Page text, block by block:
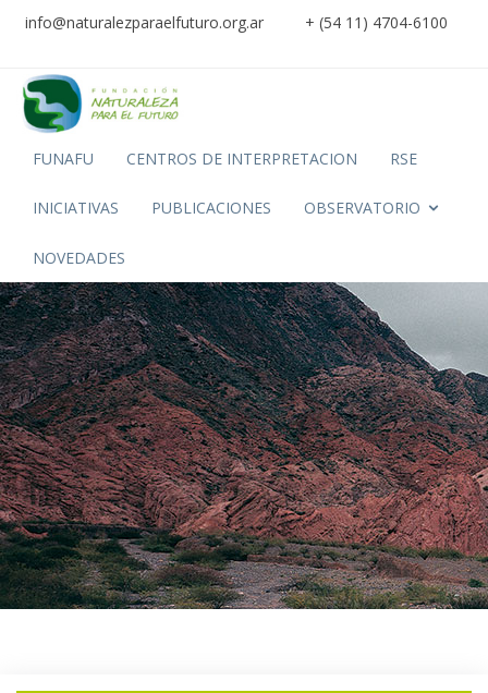
info@naturalezparaelfuturo.org.ar + (54 11) 4704-6100
FUNAFU CENTROS DE INTERPRETACION RSE
INICIATIVAS PUBLICACIONES OBSERVATORIO
NOVEDADES